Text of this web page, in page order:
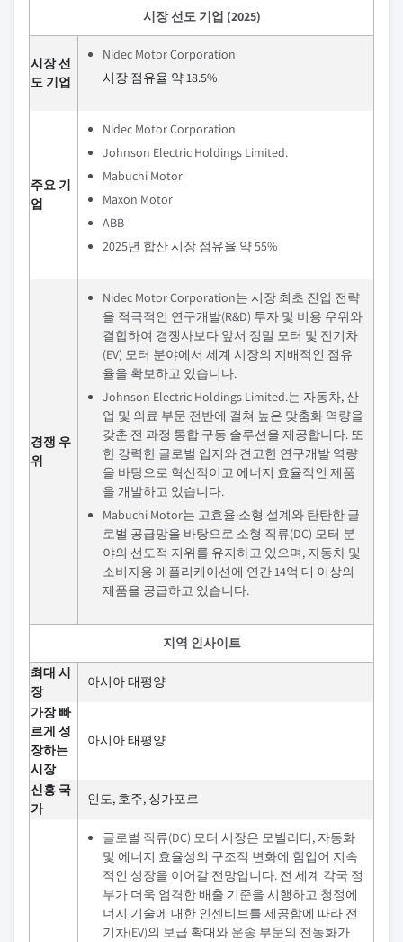
시장 선도 기업 (2025)
시장 선
도 기업
Nidec Motor Corporation
시장 점유율 약 18.5%
주요 기
업
Nidec Motor Corporation
Johnson Electric Holdings Limited.
Mabuchi Motor
Maxon Motor
ABB
2025년 합산 시장 점유율 약 55%
경쟁 우
위
Nidec Motor Corporation는 시장 최초 진입 전략
을 적극적인 연구개발(R&D) 투자 및 비용 우위와
결합하여 경쟁사보다 앞서 정밀 모터 및 전기차
(EV) 모터 분야에서 세계 시장의 지배적인 점유
율을 확보하고 있습니다.
Johnson Electric Holdings Limited.는 자동차, 산
업 및 의료 부문 전반에 걸쳐 높은 맞춤화 역량을
갖춘 전 과정 통합 구동 솔루션을 제공합니다. 또
한 강력한 글로벌 입지와 견고한 연구개발 역량
을 바탕으로 혁신적이고 에너지 효율적인 제품
을 개발하고 있습니다.
Mabuchi Motor는 고효율·소형 설계와 탄탄한 글
로벌 공급망을 바탕으로 소형 직류(DC) 모터 분
야의 선도적 지위를 유지하고 있으며, 자동차 및
소비자용 애플리케이션에 연간 14억 대 이상의
제품을 공급하고 있습니다.
지역 인사이트
최대 시
장
아시아 태평양
가장 빠
르게 성
장하는
시장
아시아 태평양
신흥 국
가
인도, 호주, 싱가포르
글로벌 직류(DC) 모터 시장은 모빌리티, 자동화
및 에너지 효율성의 구조적 변화에 힘입어 지속
적인 성장을 이어갈 전망입니다. 전 세계 각국 정
부가 더욱 엄격한 배출 기준을 시행하고 청정에
너지 기술에 대한 인센티브를 제공함에 따라 전
기차(EV)의 보급 확대와 운송 부문의 전동화가